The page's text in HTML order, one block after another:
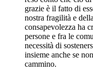
grazie è il fatto di
nostra fragilità e
consapevolezza ha
persone e fra le
necessità di
insieme anche se
cammino.